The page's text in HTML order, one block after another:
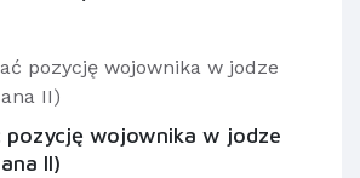
pozycję wojownika w jodze
II)